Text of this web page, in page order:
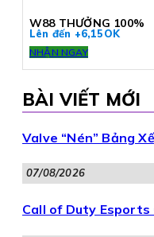
W88 THƯỞNG 100%
Lên đến +6,15OK
NHẬN NGAY
BÀI VIẾT MỚI
Valve “Nén” Bảng
07/08/2026
Call of Duty Esports